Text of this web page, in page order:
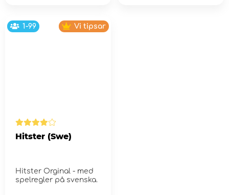
1-99 Vi tipsar
Hitster (Swe)
Hitster Orginal - med
spelregler på svenska.